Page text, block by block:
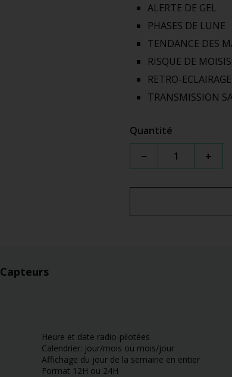
ALERTE DE GEL
PHASES DE LUNE
TENDANCE DES
RISQUE DE
RETRO-
TRANSMISSION
Quantité
− +
Heure et date radio-pilotées
Calendrier: jour/mois ou mois/jour
Affichage du jour de la semaine en entier
Format 12H ou 24H
Capteurs